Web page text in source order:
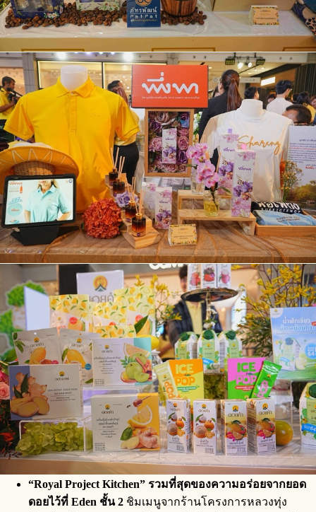
“Royal Project Kitchen” รวมที่สุดของความอร่อยจากยอด
ดอยไว้ที่ Eden ชั้น 2 ชิมเมนูจากร้านโครงการหลวงทุ่ง